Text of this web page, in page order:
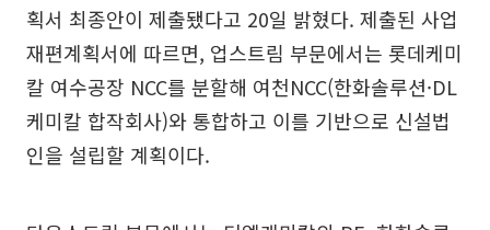
획서 최종안이 제출됐다고 20일 밝혔다. 제출된 사업
재편계획서에 따르면, 업스트림 부문에서는 롯데케미
칼 여수공장 NCC를 분할해 여천NCC(한화솔루션·DL
케미칼 합작회사)와 통합하고 이를 기반으로 신설법
인을 설립할 계획이다.